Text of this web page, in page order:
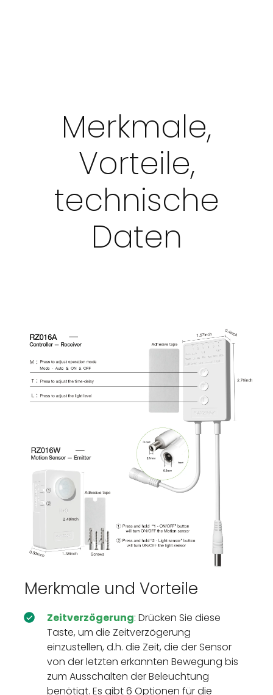
Merkmale,
Vorteile,
technische
Daten
Merkmale und Vorteile
Zeitverzögerung: Drücken Sie diese
Taste, um die Zeitverzögerung
einzustellen, d.h. die Zeit, die der Sensor
von der letzten erkannten Bewegung bis
zum Ausschalten der Beleuchtung
benötigt. Es gibt 6 Optionen für die